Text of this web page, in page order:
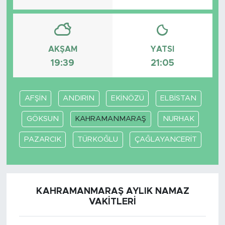
AKŞAM
19:39
YATSI
21:05
AFŞİN ANDIRIN EKİNÖZÜ ELBİSTAN
GÖKSUN KAHRAMANMARAŞ NURHAK
PAZARCIK TÜRKOĞLU ÇAĞLAYANCERİT
KAHRAMANMARAŞ AYLIK NAMAZ
VAKITLERI